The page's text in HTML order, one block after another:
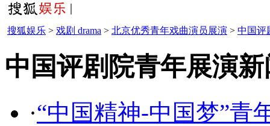
搜狐娱乐 > 戏剧 drama > 北京优秀青年戏曲演员展演 > 中国评
中国评剧院青年展演
·“中国精神-中国梦”青